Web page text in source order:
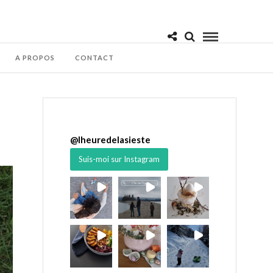
A PROPOS CONTACT
@lheuredelasieste
Suis-moi sur Instagram